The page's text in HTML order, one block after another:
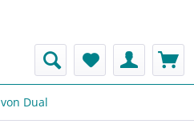
Dual